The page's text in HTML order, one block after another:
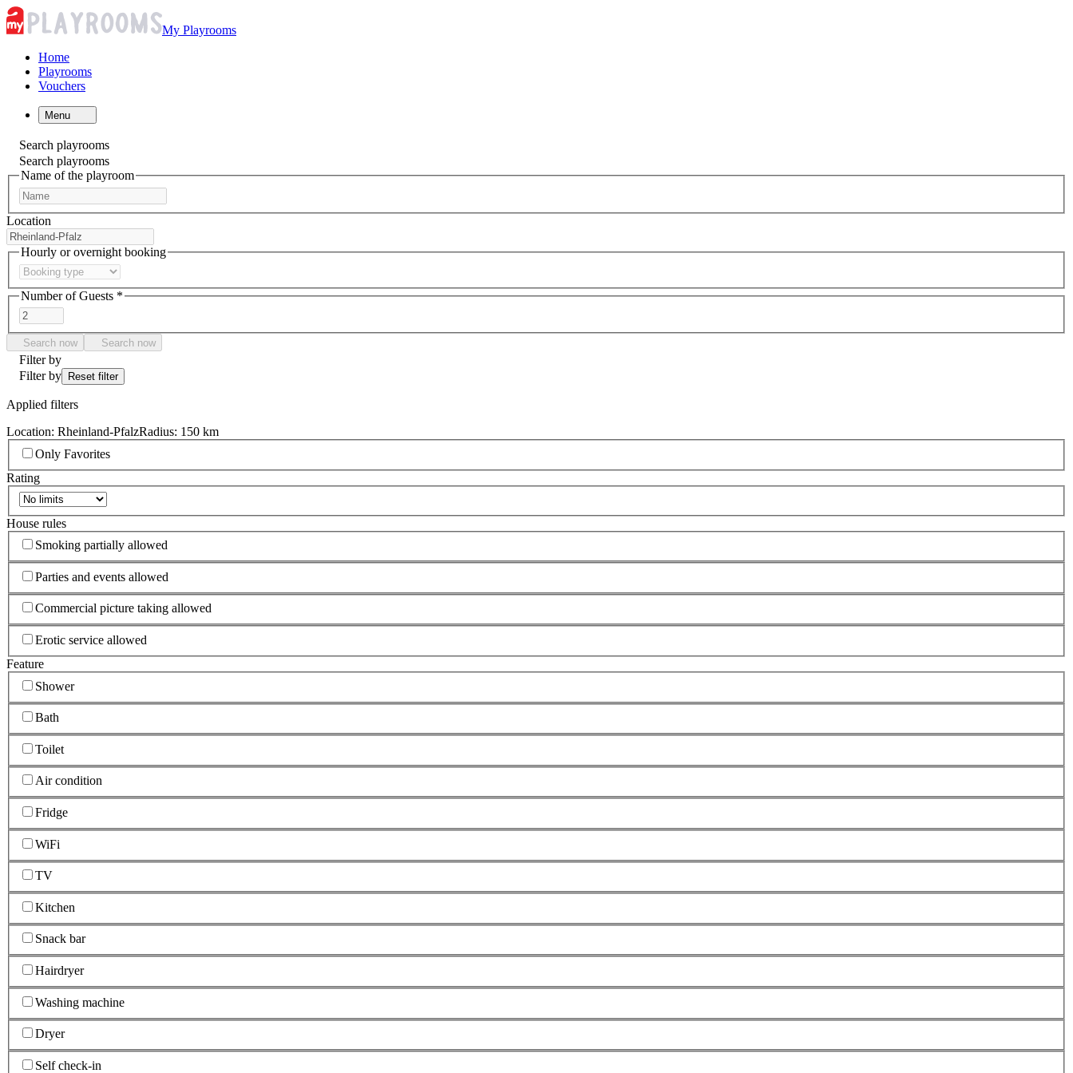
My Playrooms
Home
Playrooms
Vouchers
Menu
Search playrooms
Search playrooms
Name of the playroom
Location
Hourly or overnight booking
Number of Guests *
Search now Search now
Filter by
Filter by
Reset filter
Applied filters
Location: Rheinland-PfalzRadius: 150 km
Only Favorites
Rating
House rules
Smoking partially allowed
Parties and events allowed
Commercial picture taking allowed
Erotic service allowed
Feature
Shower
Bath
Toilet
Air condition
Fridge
WiFi
TV
Kitchen
Snack bar
Hairdryer
Washing machine
Dryer
Self check-in